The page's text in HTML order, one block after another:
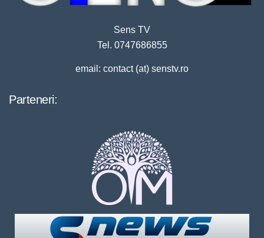
Sens TV
Tel. 0747686855
email: contact (at) senstv.ro
Parteneri: